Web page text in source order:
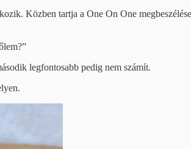
Közben tartja a One On One
legfontosabb pedig nem számít.